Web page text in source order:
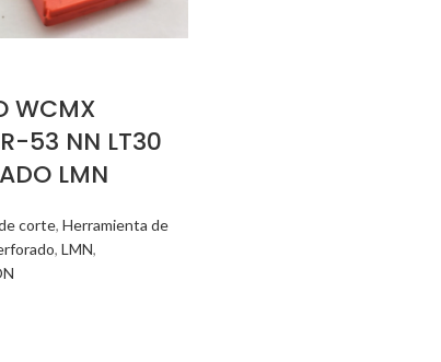
WCMX
53 NN LT30
LMN
corte, Herramienta de
, LMN,